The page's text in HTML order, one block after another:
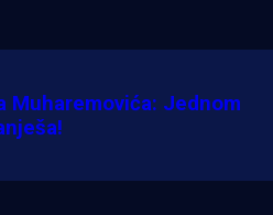
Muharemovića: Jednom